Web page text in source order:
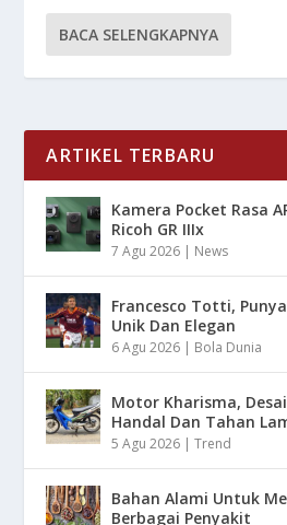
BACA SELENGKAPNYA
ARTIKEL TERBARU
Kamera Pocket Rasa
Ricoh GR IIIx
7 Agu 2026 | News
Francesco Totti,
Unik Dan Elegan
6 Agu 2026 | Bola Dunia
Motor Kharisma,
Handal Dan Tahan
5 Agu 2026 |Trend
Bahan Alami Untuk
Berbagai Penyakit